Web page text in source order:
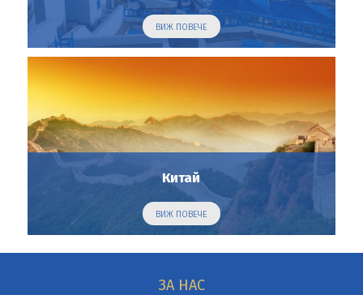
ВИЖ ПОВЕЧЕ
Китай
ВИЖ ПОВЕЧЕ
ЗА НАС